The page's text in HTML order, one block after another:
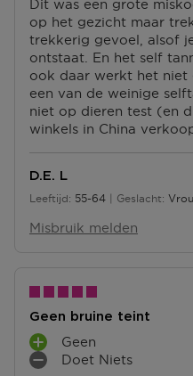
Dit was een grote
op het gezicht maar
trekkerig gevoel, alsof
ontstaat. En het self
ook daar werkt het niet
een van de weinige
niet op dieren test (en
winkels in China
I
N
P
U
N
T
E
N
D.E. L
Leeftijd
55 tot 6455-64 Geslacht
Misbruik melden
Geen bruine teint
P
L
Geen
M
Doet Niets